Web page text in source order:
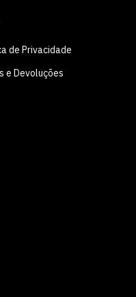
de Privacidade
e Devoluções